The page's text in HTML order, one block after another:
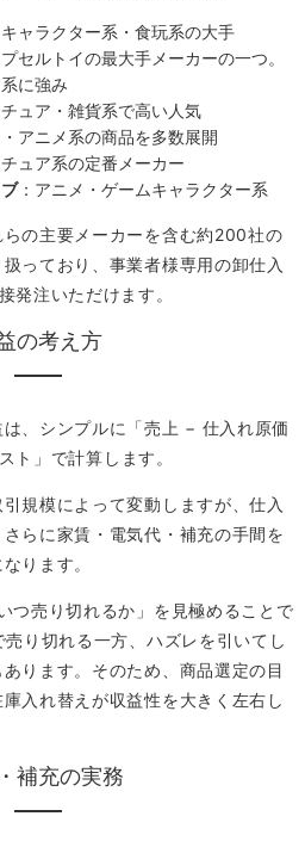
キャラクター系・食玩系の大手
プセルトイの最大手メーカーの一つ。
に強み
チュア・雑貨系で高い人気
アニメ系の商品を多数展開
チュア系の定番メーカー
：アニメ・ゲームキャラクター系
の主要メーカーを含む約200社の
っており、事業者様専用の卸仕入
発注いただけます。
の考え方
、シンプルに「売上 − 仕入れ原価
ト」で計算します。
規模によって変動しますが、仕入
らに家賃・電気代・補充の手間を
ります。
つ売り切れるか」を見極めることで
り切れる一方、ハズレを引いてし
ります。そのため、商品選定の目
入れ替えが収益性を大きく左右し
補充の実務